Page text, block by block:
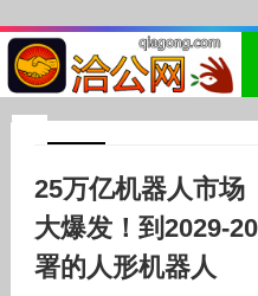
25万亿机器人市场
大爆发！到2029-
署的人形机器人